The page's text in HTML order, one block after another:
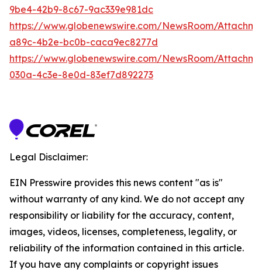
9be4-42b9-8c67-9ac339e981dc
https://www.globenewswire.com/NewsRoom/
a89c-4b2e-bc0b-caca9ec8277d
https://www.globenewswire.com/NewsRoom/
030a-4c3e-8e0d-83ef7d892273
Legal Disclaimer:
EIN Presswire provides this news content "as is"
without warranty of any kind. We do not accept any
responsibility or liability for the accuracy, content,
images, videos, licenses, completeness, legality, or
reliability of the information contained in this article.
If you have any complaints or copyright issues